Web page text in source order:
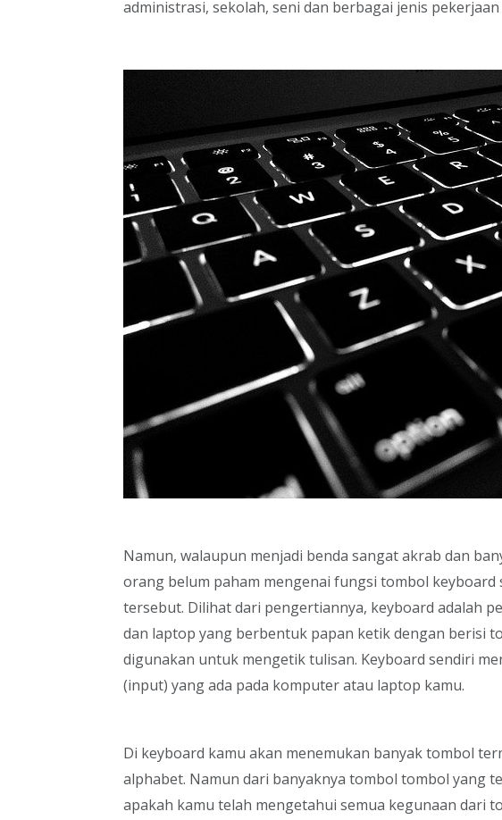
administrasi, sekolah, seni dan berbagai jenis pekerjaan
Namun, walaupun menjadi benda sangat akrab dan
orang belum paham mengenai fungsi tombol
tersebut. Dilihat dari pengertiannya, keyboard adalah
dan laptop yang berbentuk papan ketik dengan berisi
digunakan untuk mengetik tulisan. Keyboard sendiri
(input) yang ada pada komputer atau laptop kamu.
Di keyboard kamu akan menemukan banyak tombol
alphabet. Namun dari banyaknya tombol tombol yang
apakah kamu telah mengetahui semua kegunaan dari